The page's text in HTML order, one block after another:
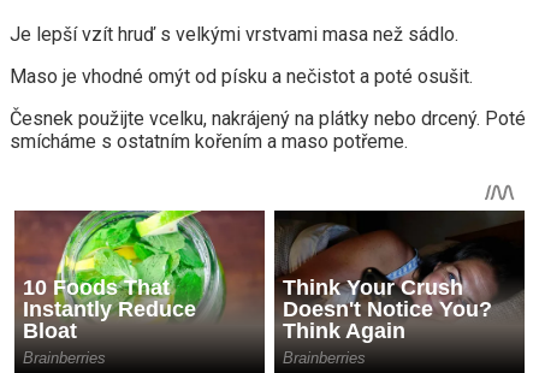
Je lepší vzít hruď s velkými vrstvami masa než sádlo.
Maso je vhodné omýt od písku a nečistot a poté osušit.
Česnek použijte vcelku, nakrájený na plátky nebo drcený. Poté
smícháme s ostatním kořením a maso potřeme.